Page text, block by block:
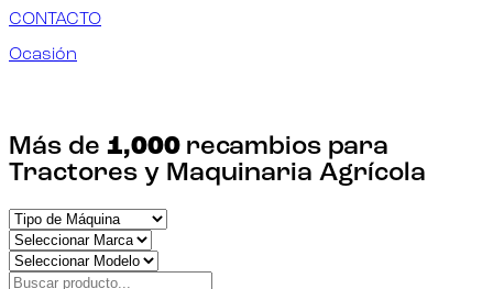
CONTACTO
Ocasión
Más de 1,000 recambios para
Tractores y Maquinaria Agrícola